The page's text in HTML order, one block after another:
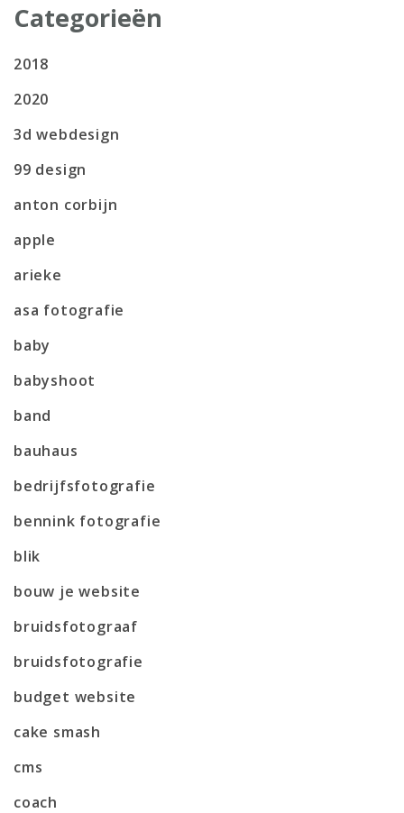
Categorieën
2018
2020
3d webdesign
99 design
anton corbijn
apple
arieke
asa fotografie
baby
babyshoot
band
bauhaus
bedrijfsfotografie
bennink fotografie
blik
bouw je website
bruidsfotograaf
bruidsfotografie
budget website
cake smash
cms
coach